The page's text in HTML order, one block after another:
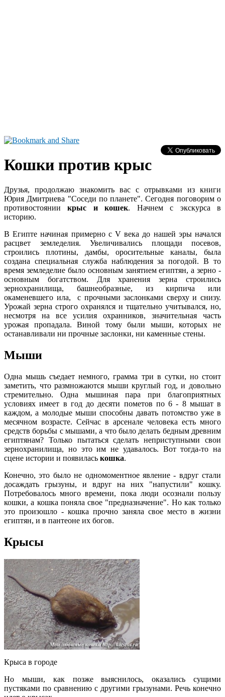
Кошки против крыс
Друзья, продолжаю знакомить вас с отрывками из книги
Юрия Дмитриева "Соседи по планете". Сегодня поговорим о
противостоянии крыс и кошек. Начнем с экскурса в
историю.
В Египте начиная примерно с V века до нашей эры начался
расцвет земледелия. Увеличивались площади посевов,
строились плотины, дамбы, оросительные каналы, была
создана специальная служба наблюдения за погодой. В то
время земледелие было основным занятием египтян, а зерно -
основным богатством. Для хранения зерна строились
зернохранилища, башнеобразные, из кирпича или
окаменевшего ила, с прочными заслонками сверху и снизу.
Урожай зерна строго охранялся и тщательно учитывался, но,
несмотря на все усилия охранников, значительная часть
урожая пропадала. Виной тому были мыши, которых не
останавливали ни прочные заслонки, ни каменные стены.
Мыши
Одна мышь съедает немного, грамма три в сутки, но стоит
заметить, что размножаются мыши круглый год, и довольно
стремительно. Одна мышиная пара при благоприятных
условиях имеет в год до десяти пометов по 6 - 8 мышат в
каждом, а молодые мыши способны давать потомство уже в
месячном возрасте. Сейчас в арсенале человека есть много
средств борьбы с мышами, а что было делать бедным древним
египтянам? Только пытаться сделать неприступными свои
зернохранилища, но это им не удавалось. Вот тогда-то на
сцене истории и появилась кошка.
Конечно, это было не одномоментное явление - вдруг стали
досаждать грызуны, и вдруг на них "напустили" кошку.
Потребовалось много времени, пока люди осознали пользу
кошки, а кошка поняла свое "предназначение". Но как только
это произошло - кошка прочно заняла свое место в жизни
египтян, и в пантеоне их богов.
Крысы
Крыса в городе
Но мыши, как позже выяснилось, оказались сущими
пустяками по сравнению с другими грызунами. Речь конечно